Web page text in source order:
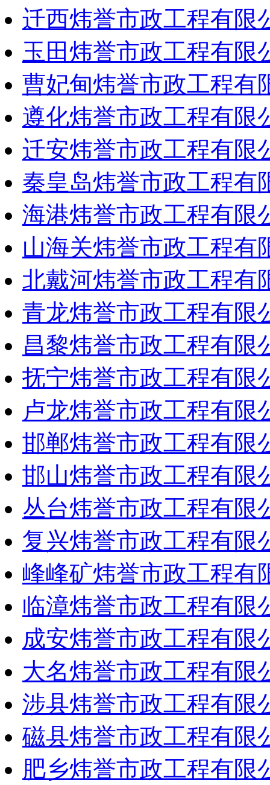
迁西炜誉市政工程有限
玉田炜誉市政工程有限
曹妃甸炜誉市政工程有
遵化炜誉市政工程有限
迁安炜誉市政工程有限
秦皇岛炜誉市政工程有
海港炜誉市政工程有限
山海关炜誉市政工程有
北戴河炜誉市政工程有
青龙炜誉市政工程有限
昌黎炜誉市政工程有限
抚宁炜誉市政工程有限
卢龙炜誉市政工程有限
邯郸炜誉市政工程有限
邯山炜誉市政工程有限
丛台炜誉市政工程有限
复兴炜誉市政工程有限
峰峰矿炜誉市政工程有
临漳炜誉市政工程有限
成安炜誉市政工程有限
大名炜誉市政工程有限
涉县炜誉市政工程有限
磁县炜誉市政工程有限
肥乡炜誉市政工程有限